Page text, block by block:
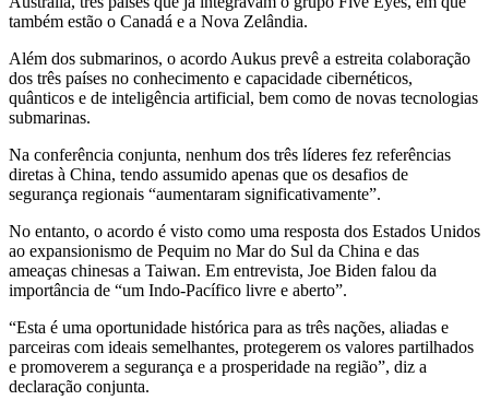
também estão o Canadá e a Nova Zelândia.
Além dos submarinos, o acordo Aukus prevê a estreita colaboração
dos três países no conhecimento e capacidade cibernéticos,
quânticos e de inteligência artificial, bem como de novas tecnologias
submarinas.
Na conferência conjunta, nenhum dos três líderes fez referências
diretas à China, tendo assumido apenas que os desafios de
segurança regionais “aumentaram significativamente”.
No entanto, o acordo é visto como uma resposta dos Estados Unidos
ao expansionismo de Pequim no Mar do Sul da China e das
ameaças chinesas a Taiwan. Em entrevista, Joe Biden falou da
importância de “um Indo-Pacífico livre e aberto”.
“Esta é uma oportunidade histórica para as três nações, aliadas e
parceiras com ideais semelhantes, protegerem os valores partilhados
e promoverem a segurança e a prosperidade na região”, diz a
declaração conjunta.